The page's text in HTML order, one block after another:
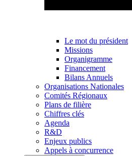
Le mot du président
Missions
Organigramme
Financement
Bilans Annuels
Organisations Nationales
Comités Régionaux
Plans de filière
Chiffres clés
Agenda
R&D
Enjeux publics
Appels à concurrence